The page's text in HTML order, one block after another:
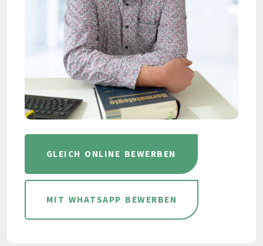
GLEICH ONLINE BEWERBEN
MIT WHATSAPP BEWERBEN